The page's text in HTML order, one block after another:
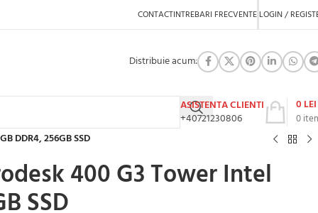
CONTACTINTREBARI FRECVENTE LOGIN /
Distribuie acum:
ASISTENTA CLIENTI
+40721230806
0
0 LEI
DDR4, 256GB SSD
400 G3 Tower Intel
SSD